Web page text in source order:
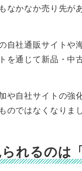
なかなか売り先が
自社通販サイト
を通じて新品・中
や自社サイトの
のではなくなりまし
れるのは